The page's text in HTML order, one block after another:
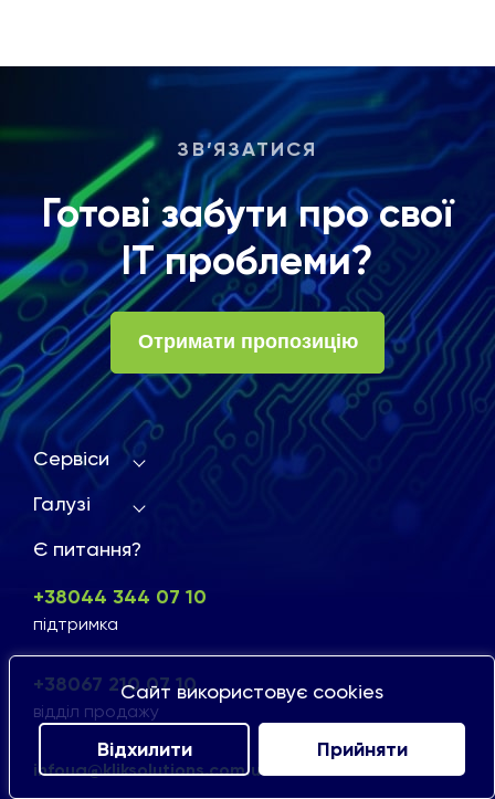
Сайт використовує cookies
Відхилити Прийняти
ЗВ’ЯЗАТИСЯ
Готові забути про свої
ІТ проблеми?
Отримати пропозицію
Сервіси
Галузі
Є питання?
+38044 344 07 10
підтримка
+38067 210 07 10
відділ продажу
infoua@kliksolutions.com.ua